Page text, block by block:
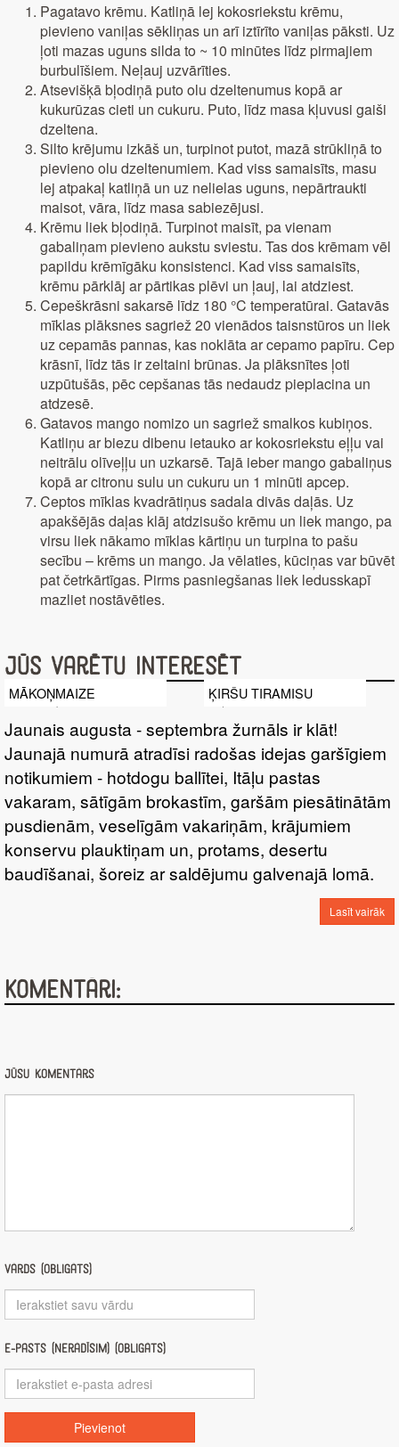
Pagatavo krēmu. Katliņā lej kokosriekstu krēmu,
pievieno vaniļas sēkliņas un arī iztīrīto vaniļas pāksti. Uz
ļoti mazas uguns silda to ~ 10 minūtes līdz pirmajiem
burbulīšiem. Neļauj uzvārīties.
Atsevišķā bļodiņā puto olu dzeltenumus kopā ar
kukurūzas cieti un cukuru. Puto, līdz masa kļuvusi gaiši
dzeltena.
Silto krējumu izkāš un, turpinot putot, mazā strūkliņā to
pievieno olu dzeltenumiem. Kad viss samaisīts, masu
lej atpakaļ katliņā un uz nelielas uguns, nepārtraukti
maisot, vāra, līdz masa sabiezējusi.
Krēmu liek bļodiņā. Turpinot maisīt, pa vienam
gabaliņam pievieno aukstu sviestu. Tas dos krēmam vēl
papildu krēmīgāku konsistenci. Kad viss samaisīts,
krēmu pārklāj ar pārtikas plēvi un ļauj, lai atdziest.
Cepeškrāsni sakarsē līdz 180 °C temperatūrai. Gatavās
mīklas plāksnes sagriež 20 vienādos taisnstūros un liek
uz cepamās pannas, kas noklāta ar cepamo papīru. Cep
krāsnī, līdz tās ir zeltaini brūnas. Ja plāksnītes ļoti
uzpūtušās, pēc cepšanas tās nedaudz pieplacina un
atdzesē.
Gatavos mango nomizo un sagriež smalkos kubiņos.
Katliņu ar biezu dibenu ietauko ar kokosriekstu eļļu vai
neitrālu olīveļļu un uzkarsē. Tajā ieber mango gabaliņus
kopā ar citronu sulu un cukuru un 1 minūti apcep.
Ceptos mīklas kvadrātiņus sadala divās daļās. Uz
apakšējās daļas klāj atdzisušo krēmu un liek mango, pa
virsu liek nākamo mīklas kārtiņu un turpina to pašu
secību – krēms un mango. Ja vēlaties, kūciņas var būvēt
pat četrkārtīgas. Pirms pasniegšanas liek ledusskapī
mazliet nostāvēties.
Jūs varētu interesēt
MĀKOŅMAIZE ĶIRŠU TIRAMISU
Jaunais augusta - septembra žurnāls ir klāt!
Jaunajā numurā atradīsi radošas idejas garšīgiem
notikumiem - hotdogu ballītei, Itāļu pastas
vakaram, sātīgām brokastīm, garšām piesātinātām
pusdienām, veselīgām vakariņām, krājumiem
konservu plauktiņam un, protams, desertu
baudīšanai, šoreiz ar saldējumu galvenajā lomā.
Lasīt vairāk
Komentāri:
Jūsu komentārs
Vārds (obligāts)
E-pasts (nerādīsim) (obligāts)